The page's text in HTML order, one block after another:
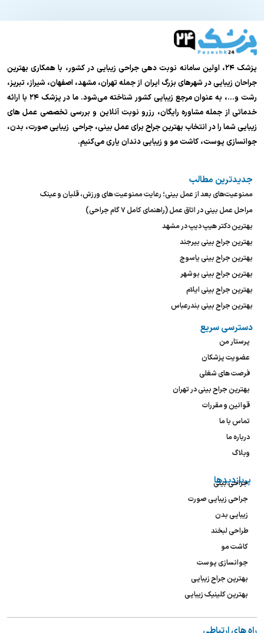
پزشک ۲۴، اولین سامانه نوبت دهی جراحی زیبایی در کشور، با همکاری بهترین
جراحان زیبایی در شهرهای بزرگ ایران از جمله تهران، مشهد، اصفهان، شیراز، تبریز،
رشت و…، به عنوان مرجع زیبایی کشور شناخته می‌شود. ما در پزشک ۲۴ با ارائه
خدماتی از جمله مشاوره رایگان، رزرو نوبت آنلاین و بررسی تخصصی عمل های
زیبایی شما را در انتخاب بهترین جراح برای عمل بینی، جراحی زیبایی صورت، بدن،
جوانسازی پوست، کاشت مو و زیبایی دندان یاری می‌کنیم.
جدیدترین مطالب
ممنوعیت‌های بعد از عمل بینی؛ رعایت ممنوعیت های ورزش، قلیان و عینک
مراحل عمل بینی در اتاق عمل (راهنمای کامل ۷ گام جراحی)
بهترین دکتر هیپ دیپ در مشهد
بهترین جراح بینی بیرجند
بهترین جراح بینی یاسوج
بهترین جراح بینی بوشهر
بهترین جراح بینی ایلام
بهترین جراح بینی بندرعباس
دسترسی سریع
پرستار من
عضویت پزشکان
فرصت های شغلی
بهترین جراح بینی در تهران
قوانین و مقررات
تماس با ما
درباره ما
وبلاگ
پربازدیدها
جراحی بینی
جراحی زیبایی صورت
زیبایی بدن
طراحی لبخند
کاشت مو
جوانسازی پوست
بهترین جراح زیبایی
بهترین کلینیک زیبایی